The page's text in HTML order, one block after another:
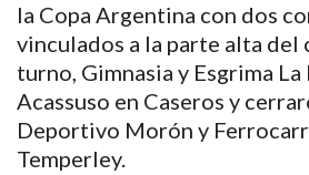
la Copa Argentina con dos
vinculados a la parte alta del
turno, Gimnasia y Esgrima
Acassuso en Caseros y
Deportivo Morón y
Temperley.